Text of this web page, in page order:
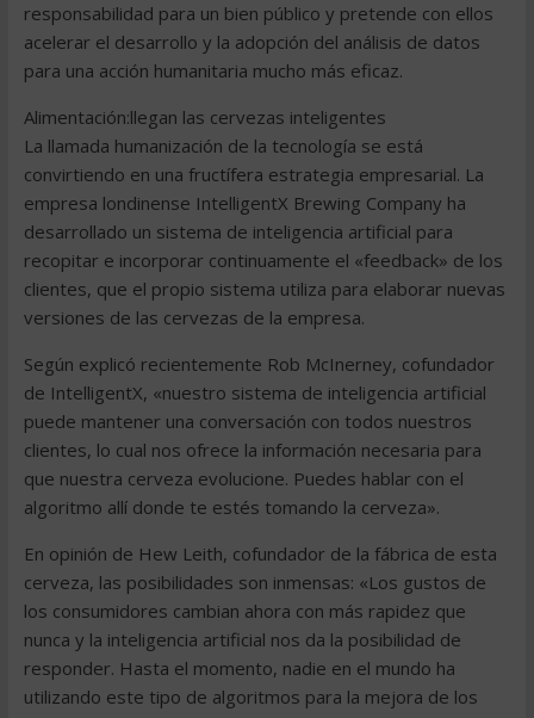
responsabilidad para un bien público y pretende con ellos
acelerar el desarrollo y la adopción del análisis de datos
para una acción humanitaria mucho más eficaz.
Alimentación:llegan las cervezas inteligentes
La llamada humanización de la tecnología se está
convirtiendo en una fructífera estrategia empresarial. La
empresa londinense IntelligentX Brewing Company ha
desarrollado un sistema de inteligencia artificial para
recopitar e incorporar continuamente el «feedback» de los
clientes, que el propio sistema utiliza para elaborar nuevas
versiones de las cervezas de la empresa.
Según explicó recientemente Rob McInerney, cofundador
de IntelligentX, «nuestro sistema de inteligencia artificial
puede mantener una conversación con todos nuestros
clientes, lo cual nos ofrece la información necesaria para
que nuestra cerveza evolucione. Puedes hablar con el
algoritmo allí donde te estés tomando la cerveza».
En opinión de Hew Leith, cofundador de la fábrica de esta
cerveza, las posibilidades son inmensas: «Los gustos de
los consumidores cambian ahora con más rapidez que
nunca y la inteligencia artificial nos da la posibilidad de
responder. Hasta el momento, nadie en el mundo ha
utilizando este tipo de algoritmos para la mejora de los